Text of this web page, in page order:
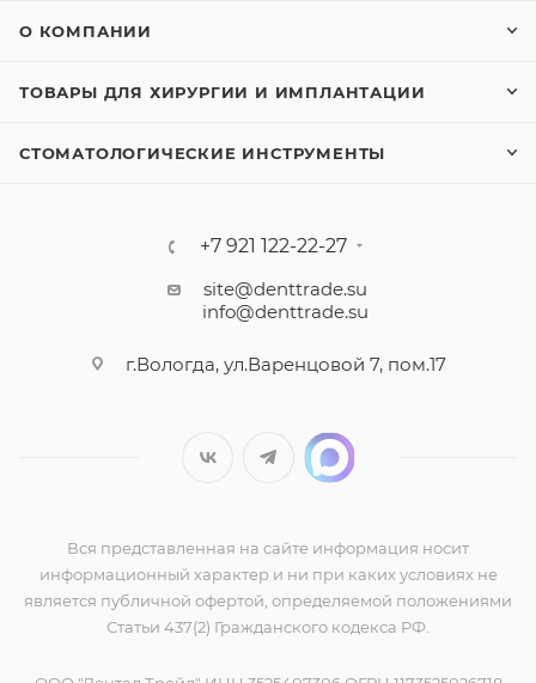
О КОМПАНИИ
ТОВАРЫ ДЛЯ ХИРУРГИИ И ИМПЛАНТАЦИИ
СТОМАТОЛОГИЧЕСКИЕ ИНСТРУМЕНТЫ
+7 921 122-22-27
site@denttrade.su
info@denttrade.su
г.Вологда, ул.Варенцовой 7, пом.17
Вся представленная на сайте информация носит
информационный характер и ни при каких условиях не
является публичной офертой, определяемой положениями
Статьи 437(2) Гражданского кодекса РФ.